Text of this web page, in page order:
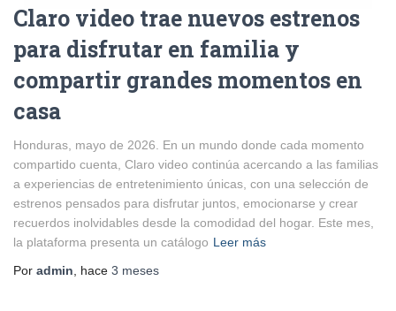
Claro video trae nuevos estrenos
para disfrutar en familia y
compartir grandes momentos en
casa
Honduras, mayo de 2026. En un mundo donde cada momento
compartido cuenta, Claro video continúa acercando a las familias
a experiencias de entretenimiento únicas, con una selección de
estrenos pensados para disfrutar juntos, emocionarse y crear
recuerdos inolvidables desde la comodidad del hogar. Este mes,
la plataforma presenta un catálogo Leer más
Por admin , hace 3 meses